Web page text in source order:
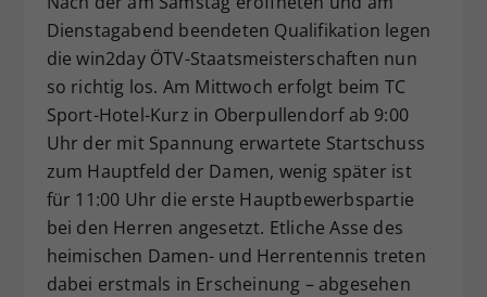
Dienstagabend beendeten Qualifikation legen
die win2day ÖTV-Staatsmeisterschaften nun
so richtig los. Am Mittwoch erfolgt beim TC
Sport-Hotel-Kurz in Oberpullendorf ab 9:00
Uhr der mit Spannung erwartete Startschuss
zum Hauptfeld der Damen, wenig später ist
für 11:00 Uhr die erste Hauptbewerbspartie
bei den Herren angesetzt. Etliche Asse des
heimischen Damen- und Herrentennis treten
dabei erstmals in Erscheinung – abgesehen
Zweck
Dieser Wert speichert Ihre Consent-
Einstellungen. Unter anderem eine
historische Speicherung Ihrer
vorgenommen Einstellungen, falls der
Webseiten-Betreiber dies eingestellt
hat.